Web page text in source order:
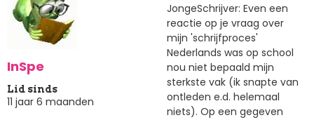
InSpe
Lid sinds
11 jaar 6 maanden
JongeSchrijver: Even een
reactie op je vraag over
mijn 'schrijfproces'
Nederlands was op school
nou niet bepaald mijn
sterkste vak (ik snapte van
ontleden e.d. helemaal
niets). Op een gegeven